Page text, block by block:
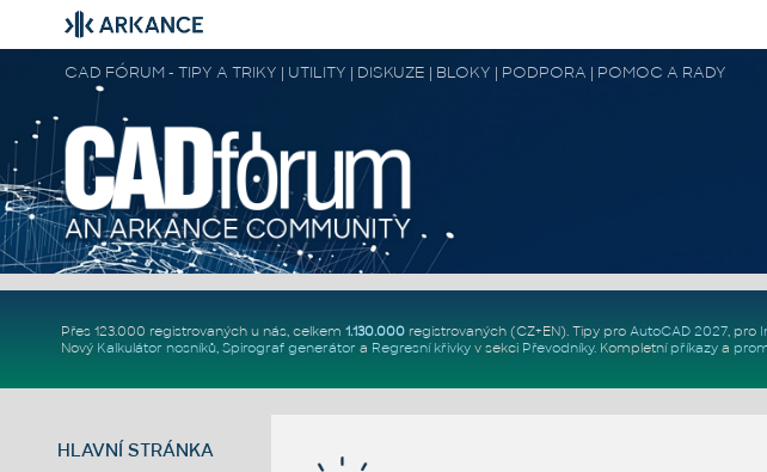
CAD FÓRUM - TIPY A TRIKY | UTILITY | DISKUZE | BLOKY | PODPORA | POMOC A RADY
Přes 123.000 registrovaných u nás, celkem 1.130.000registrovaných (CZ+EN). Tipy pro AutoCAD 2027, pro
Nový Kalkulátor nosníků, Spirograf generátor a Regresní křivkyv sekci Převodníky. Kompletní příkazya
HLAVNÍ STRÁNKA